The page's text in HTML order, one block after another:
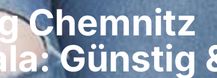
Chemnitz​
Günstig